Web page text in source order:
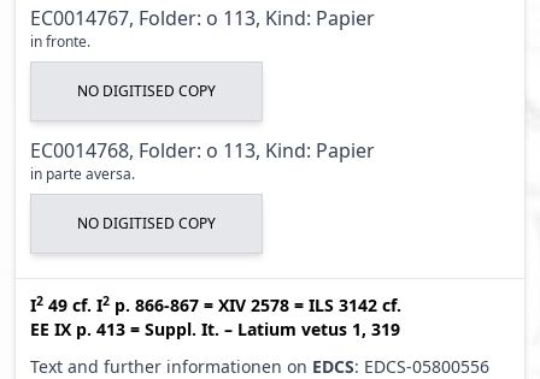
EC0014767, Folder: o 113, Kind: Papier
in fronte.
NO DIGITISED COPY
EC0014768, Folder: o 113, Kind: Papier
in parte aversa.
NO DIGITISED COPY
I2 49 cf. I2 p. 866-867 = XIV 2578 = ILS 3142 cf.
EE IX p. 413 = Suppl. It. – Latium vetus 1, 319
Text and further informationen on EDCS: EDCS-05800556